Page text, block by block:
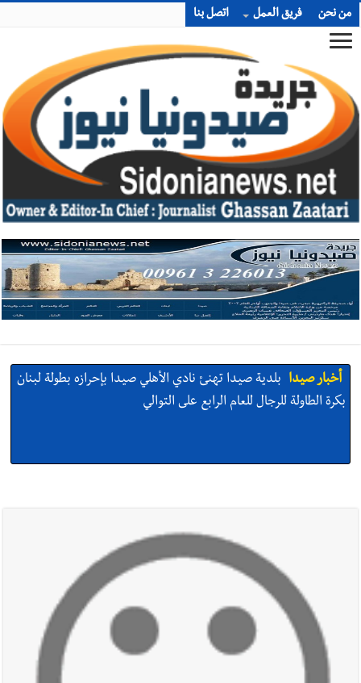
من نحن فريق العمل اتصل بنا
أخبار صيدا بلدية صيدا تهنئ نادي الأهلي صيدا بإحرازه بطولة لبنان
بكرة الطاولة للرجال للعام الرابع على التوالي
أخبار صيدا عمر مرجان يتصل برئيس النادي الرياضي مهنئا بإحراز